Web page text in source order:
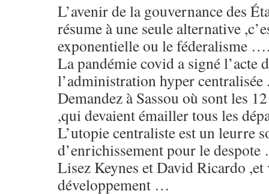
L’avenir de la gouvernance des
résume à une seule alternative
exponentielle ou le féderalisme
La pandémie covid a signé l’acte
l’administration hyper centralisée
Demandez à Sassou où sont les
,qui devaient émailler tous les
L’utopie centraliste est un leurre
d’enrichissement pour le
Lisez Keynes et David Ricardo ,et
développement …